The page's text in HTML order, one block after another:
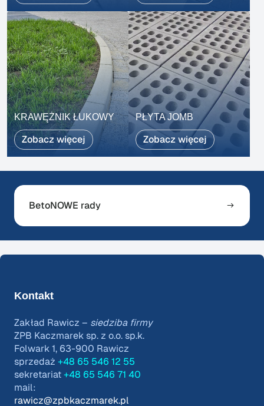
KRAWĘŻNIK ŁUKOWY
Zobacz więcej
PŁYTA JOMB
Zobacz więcej
BetoNOWE rady
Kontakt
Zakład Rawicz – siedziba firmy
ZPB Kaczmarek sp. z o.o. sp.k.
Folwark 1, 63-900 Rawicz
sprzedaż +48 65 546 12 55
sekretariat +48 65 546 71 40
mail:
rawicz@zpbkaczmarek.pl